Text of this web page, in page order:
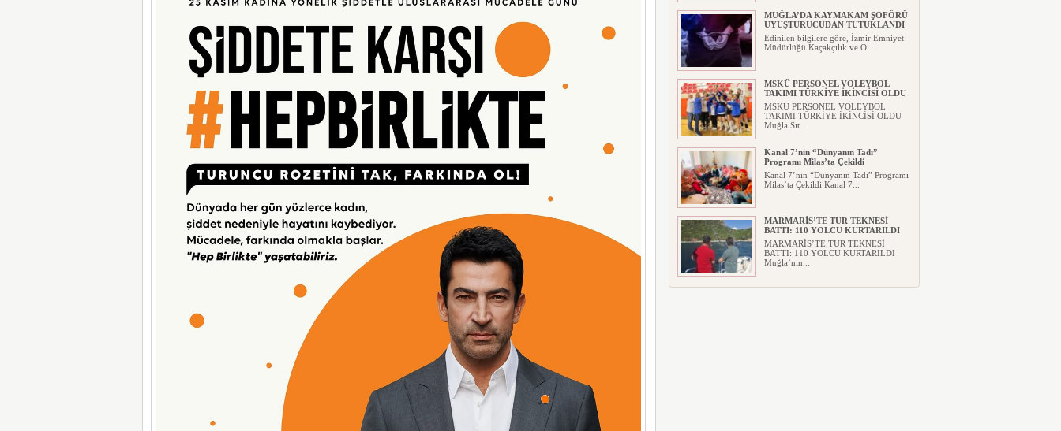
MUĞLA’DA KAYMAKAM ŞOFÖRÜ
UYUŞTURUCUDAN TUTUKLANDI
Edinilen bilgilere göre, İzmir Emniyet
Müdürlüğü Kaçakçılık ve O...
MSKÜ PERSONEL VOLEYBOL
TAKIMI TÜRKİYE İKİNCİSİ OLDU
MSKÜ PERSONEL VOLEYBOL
TAKIMI TÜRKİYE İKİNCİSİ OLDU
Muğla Sıt...
Kanal 7’nin “Dünyanın Tadı”
Programı Milas’ta Çekildi
Kanal 7’nin “Dünyanın Tadı” Programı
Milas’ta Çekildi Kanal 7...
MARMARİS’TE TUR TEKNESİ
BATTI: 110 YOLCU KURTARILDI
MARMARİS’TE TUR TEKNESİ
BATTI: 110 YOLCU KURTARILDI
Muğla’nın...
MUĞLA’YA DEV SPOR